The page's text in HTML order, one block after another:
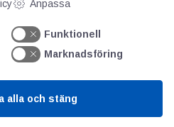
Anpassa
Funktionell
Marknadsföring
alla och stäng